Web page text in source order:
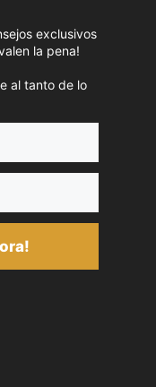
exclusivos
la pena!
al tanto de lo